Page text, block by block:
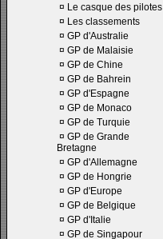
¤ Le casque des pilotes
¤ Les classements
¤ GP d'Australie
¤ GP de Malaisie
¤ GP de Chine
¤ GP de Bahrein
¤ GP d'Espagne
¤ GP de Monaco
¤ GP de Turquie
¤ GP de Grande
Bretagne
¤ GP d'Allemagne
¤ GP de Hongrie
¤ GP d'Europe
¤ GP de Belgique
¤ GP d'Italie
¤ GP de Singapour